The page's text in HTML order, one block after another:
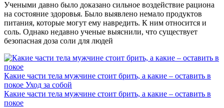
Учеными давно было доказано сильное воздействие рациона
на состояние здоровья. Было выявлено немало продуктов
питания, которые могут ему навредить. К ним относится и
соль. Однако недавно ученые выяснили, что существует
безопасная доза соли для людей
Какие части тела мужчине стоит брить, а какие – оставить в
покое Уход за собой
Какие части тела мужчине стоит брить, а какие – оставить в
покое